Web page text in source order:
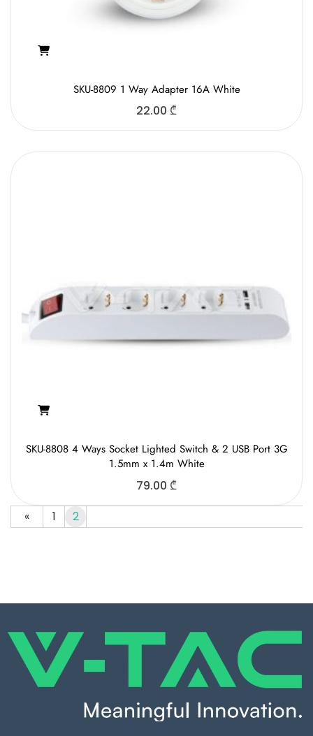
SKU-8809 1 Way Adapter 16A White
22.00 ₾
SKU-8808 4 Ways Socket Lighted Switch & 2 USB Port 3G
1.5mm x 1.4m White
79.00 ₾
«
1 2